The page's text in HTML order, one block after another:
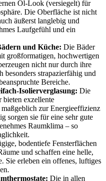
Öl-Look (versiegelt) für
Die Oberfläche ist nicht
äußerst langlebig und
Laufgefühl und ein
und Küche: Die Bäder
großformatigen, hochwertigen
nicht nur durch ihre
besonders strapazierfähig und
Bereiche.
Isolierverglasung: Die
bieten exzellente
zur Energieeffizienz
sorgen sie für eine sehr gute
Raumklima – so
bodentiefe Fensterflächen
und schaffen eine helle,
Sie erleben ein offenes, luftiges
Die in allen